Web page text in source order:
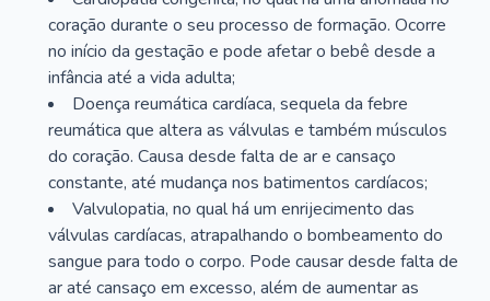
coração durante o seu processo de formação. Ocorre
no início da gestação e pode afetar o bebê desde a
infância até a vida adulta;
Doença reumática cardíaca, sequela da febre
reumática que altera as válvulas e também músculos
do coração. Causa desde falta de ar e cansaço
constante, até mudança nos batimentos cardíacos;
Valvulopatia, no qual há um enrijecimento das
válvulas cardíacas, atrapalhando o bombeamento do
sangue para todo o corpo. Pode causar desde falta de
ar até cansaço em excesso, além de aumentar as